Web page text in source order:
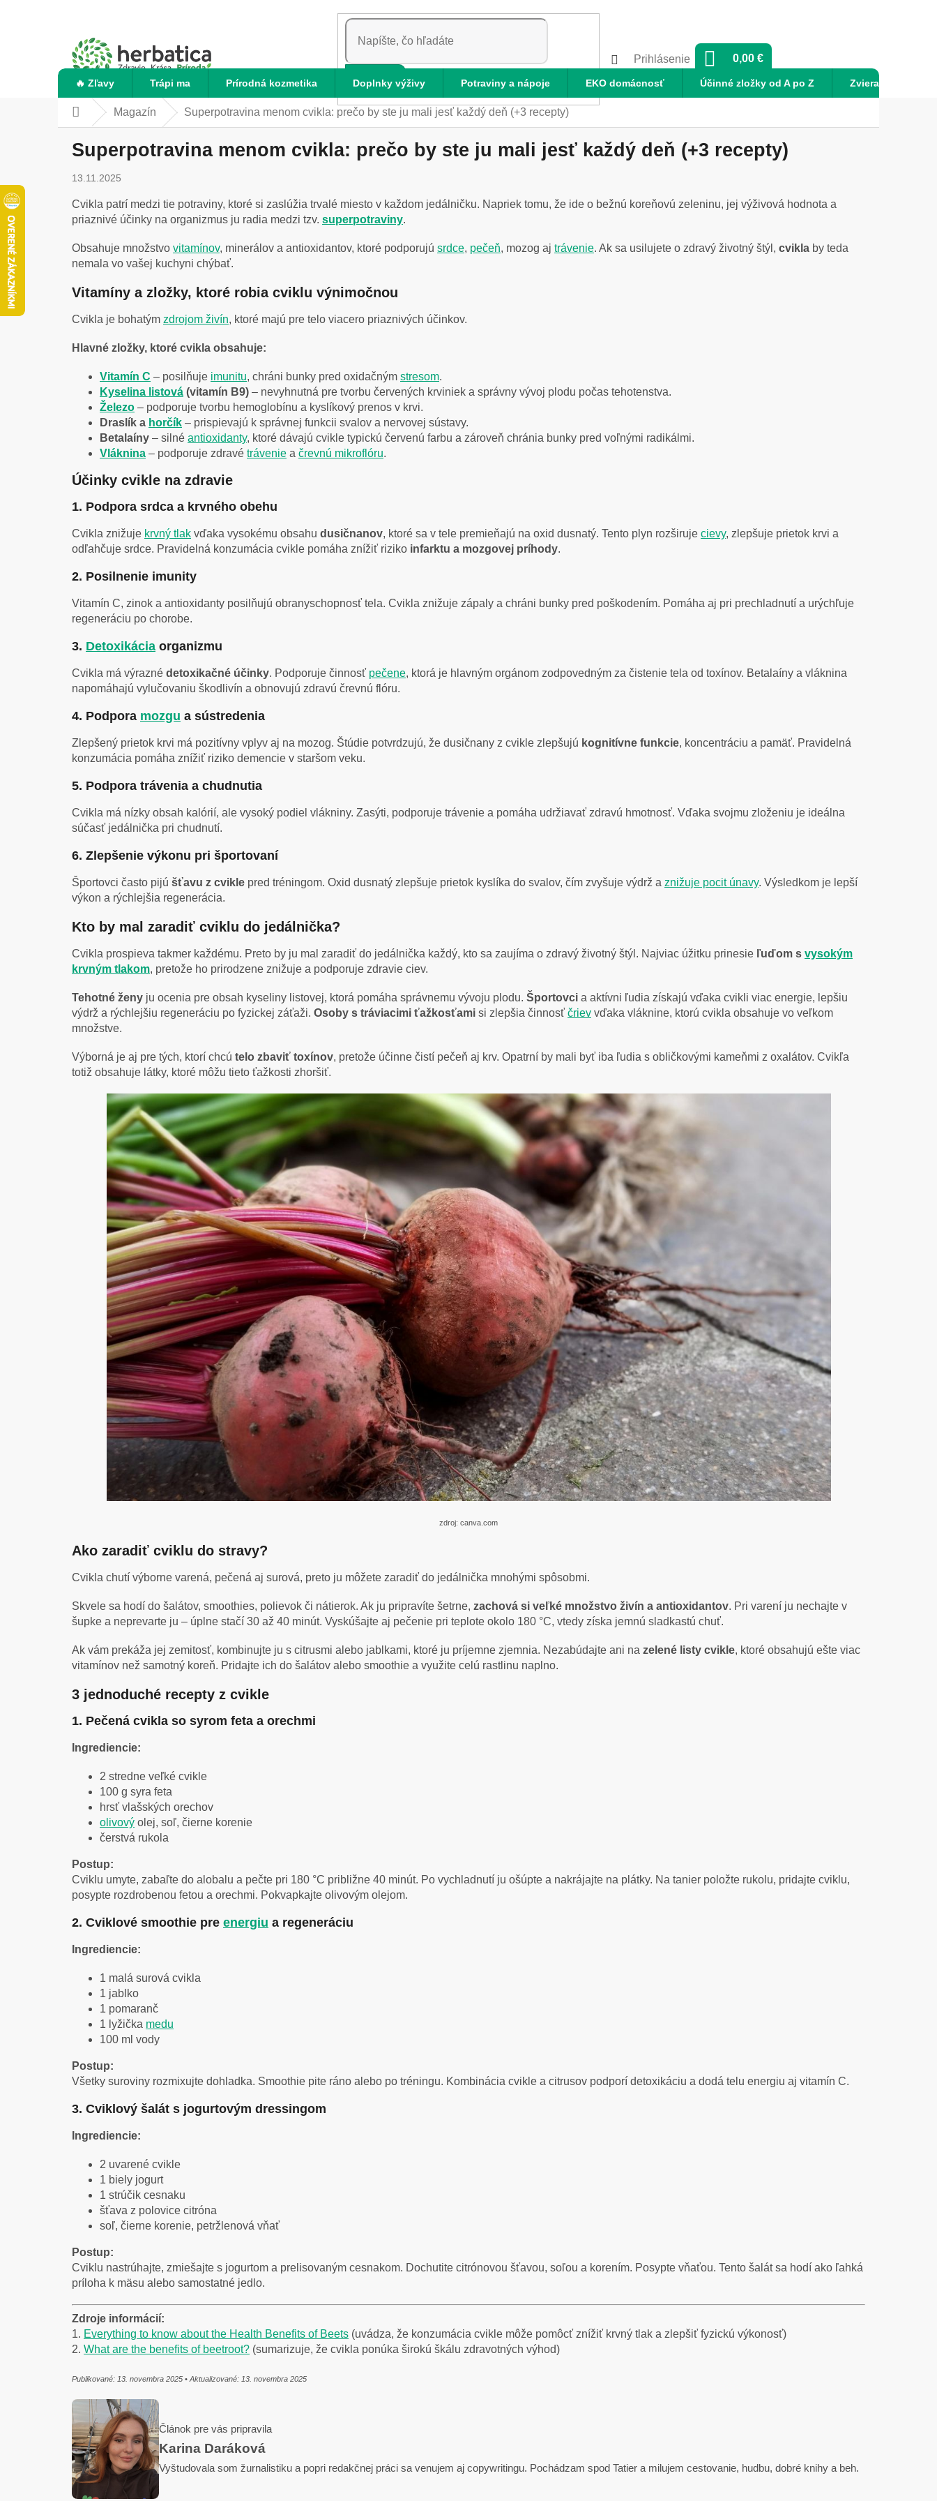
HĽADAŤ
Prihlásenie
NÁKUPNÝ
0,00 €
🔥 Zľavy Trápi ma Prírodná kozmetika Doplnky výživy Potraviny a nápoje EKO domácnosť Účinné zložky od A po Z Zvieratá
DomovMagazín Superpotravina menom cvikla: prečo by ste ju mali jesť každý deň (+3 recepty)
Superpotravina menom cvikla: prečo by ste ju mali jesť každý deň (+3 recepty)
13.11.2025
Cvikla patrí medzi tie potraviny, ktoré si zaslúžia trvalé miesto v každom jedálničku. Napriek tomu, že ide o bežnú koreňovú zeleninu, jej výživová hodnota a
priaznivé účinky na organizmus ju radia medzi tzv. superpotraviny.
Obsahuje množstvo vitamínov, minerálov a antioxidantov, ktoré podporujú srdce, pečeň, mozog aj trávenie. Ak sa usilujete o zdravý životný štýl, cvikla by teda
nemala vo vašej kuchyni chýbať.
Vitamíny a zložky, ktoré robia cviklu výnimočnou
Cvikla je bohatým zdrojom živín, ktoré majú pre telo viacero priaznivých účinkov.
Hlavné zložky, ktoré cvikla obsahuje:
Vitamín C – posilňuje imunitu, chráni bunky pred oxidačným stresom.
Kyselina listová (vitamín B9) – nevyhnutná pre tvorbu červených krviniek a správny vývoj plodu počas tehotenstva.
Železo – podporuje tvorbu hemoglobínu a kyslíkový prenos v krvi.
Draslík a horčík – prispievajú k správnej funkcii svalov a nervovej sústavy.
Betalaíny – silné antioxidanty, ktoré dávajú cvikle typickú červenú farbu a zároveň chránia bunky pred voľnými radikálmi.
Vláknina – podporuje zdravé trávenie a črevnú mikroflóru.
Účinky cvikle na zdravie
1. Podpora srdca a krvného obehu
Cvikla znižuje krvný tlak vďaka vysokému obsahu dusičnanov, ktoré sa v tele premieňajú na oxid dusnatý. Tento plyn rozširuje cievy, zlepšuje prietok krvi a
odľahčuje srdce. Pravidelná konzumácia cvikle pomáha znížiť riziko infarktu a mozgovej príhody.
2. Posilnenie imunity
Vitamín C, zinok a antioxidanty posilňujú obranyschopnosť tela. Cvikla znižuje zápaly a chráni bunky pred poškodením. Pomáha aj pri prechladnutí a urýchľuje
regeneráciu po chorobe.
3. Detoxikácia organizmu
Cvikla má výrazné detoxikačné účinky. Podporuje činnosť pečene, ktorá je hlavným orgánom zodpovedným za čistenie tela od toxínov. Betalaíny a vláknina
napomáhajú vylučovaniu škodlivín a obnovujú zdravú črevnú flóru.
4. Podpora mozgu a sústredenia
Zlepšený prietok krvi má pozitívny vplyv aj na mozog. Štúdie potvrdzujú, že dusičnany z cvikle zlepšujú kognitívne funkcie, koncentráciu a pamäť. Pravidelná
konzumácia pomáha znížiť riziko demencie v staršom veku.
5. Podpora trávenia a chudnutia
Cvikla má nízky obsah kalórií, ale vysoký podiel vlákniny. Zasýti, podporuje trávenie a pomáha udržiavať zdravú hmotnosť. Vďaka svojmu zloženiu je ideálna
súčasť jedálnička pri chudnutí.
6. Zlepšenie výkonu pri športovaní
Športovci často pijú šťavu z cvikle pred tréningom. Oxid dusnatý zlepšuje prietok kyslíka do svalov, čím zvyšuje výdrž a znižuje pocit únavy. Výsledkom je lepší
výkon a rýchlejšia regenerácia.
Kto by mal zaradiť cviklu do jedálnička?
Cvikla prospieva takmer každému. Preto by ju mal zaradiť do jedálnička každý, kto sa zaujíma o zdravý životný štýl. Najviac úžitku prinesie ľuďom s vysokým
krvným tlakom, pretože ho prirodzene znižuje a podporuje zdravie ciev.
Tehotné ženy ju ocenia pre obsah kyseliny listovej, ktorá pomáha správnemu vývoju plodu. Športovci a aktívni ľudia získajú vďaka cvikli viac energie, lepšiu
výdrž a rýchlejšiu regeneráciu po fyzickej záťaži. Osoby s tráviacimi ťažkosťami si zlepšia činnosť čriev vďaka vláknine, ktorú cvikla obsahuje vo veľkom
množstve.
Výborná je aj pre tých, ktorí chcú telo zbaviť toxínov, pretože účinne čistí pečeň aj krv. Opatrní by mali byť iba ľudia s obličkovými kameňmi z oxalátov. Cvikľa
totiž obsahuje látky, ktoré môžu tieto ťažkosti zhoršiť.
zdroj: canva.com
Ako zaradiť cviklu do stravy?
Cvikla chutí výborne varená, pečená aj surová, preto ju môžete zaradiť do jedálnička mnohými spôsobmi.
Skvele sa hodí do šalátov, smoothies, polievok či nátierok. Ak ju pripravíte šetrne, zachová si veľké množstvo živín a antioxidantov. Pri varení ju nechajte v
šupke a neprevarte ju – úplne stačí 30 až 40 minút. Vyskúšajte aj pečenie pri teplote okolo 180 °C, vtedy získa jemnú sladkastú chuť.
Ak vám prekáža jej zemitosť, kombinujte ju s citrusmi alebo jablkami, ktoré ju príjemne zjemnia. Nezabúdajte ani na zelené listy cvikle, ktoré obsahujú ešte viac
vitamínov než samotný koreň. Pridajte ich do šalátov alebo smoothie a využite celú rastlinu naplno.
3 jednoduché recepty z cvikle
1. Pečená cvikla so syrom feta a orechmi
Ingrediencie:
2 stredne veľké cvikle
100 g syra feta
hrsť vlašských orechov
olivový olej, soľ, čierne korenie
čerstvá rukola
Postup:
Cviklu umyte, zabaľte do alobalu a pečte pri 180 °C približne 40 minút. Po vychladnutí ju ošúpte a nakrájajte na plátky. Na tanier položte rukolu, pridajte cviklu,
posypte rozdrobenou fetou a orechmi. Pokvapkajte olivovým olejom.
2. Cviklové smoothie pre energiu a regeneráciu
Ingrediencie:
1 malá surová cvikla
1 jablko
1 pomaranč
1 lyžička medu
100 ml vody
Postup:
Všetky suroviny rozmixujte dohladka. Smoothie pite ráno alebo po tréningu. Kombinácia cvikle a citrusov podporí detoxikáciu a dodá telu energiu aj vitamín C.
3. Cviklový šalát s jogurtovým dressingom
Ingrediencie:
2 uvarené cvikle
1 biely jogurt
1 strúčik cesnaku
šťava z polovice citróna
soľ, čierne korenie, petržlenová vňať
Postup:
Cviklu nastrúhajte, zmiešajte s jogurtom a prelisovaným cesnakom. Dochutite citrónovou šťavou, soľou a korením. Posypte vňaťou. Tento šalát sa hodí ako ľahká
príloha k mäsu alebo samostatné jedlo.
Zdroje informácií:
1. Everything to know about the Health Benefits of Beets (uvádza, že konzumácia cvikle môže pomôcť znížiť krvný tlak a zlepšiť fyzickú výkonosť)
2. What are the benefits of beetroot? (sumarizuje, že cvikla ponúka širokú škálu zdravotných výhod)
Publikované: 13. novembra 2025 • Aktualizované: 13. novembra 2025
Článok pre vás pripravila
Karina Daráková
Vyštudovala som žurnalistiku a popri redakčnej práci sa venujem aj copywritingu. Pochádzam spod Tatier a milujem cestovanie, hudbu, dobré knihy a beh.